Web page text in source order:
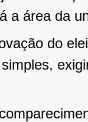
a área da
do